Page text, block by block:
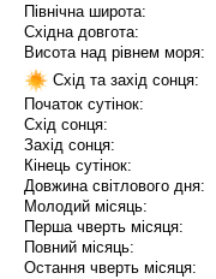
Північна широта:
Східна довгота:
Висота над рівнем моря:
Схід та захід сонця:
Початок сутінок:
Схід сонця:
Захід сонця:
Кінець сутінок:
Довжина світлового дня:
Молодий місяць:
Перша чверть місяця:
Повний місяць:
Остання чверть місяця: